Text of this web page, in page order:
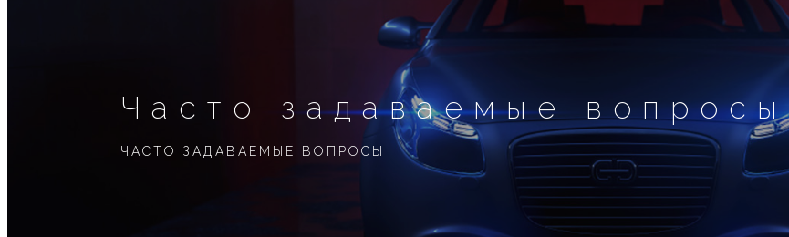
Часто задаваемые вопросы
ЧАСТО ЗАДАВАЕМЫЕ ВОПРОСЫ